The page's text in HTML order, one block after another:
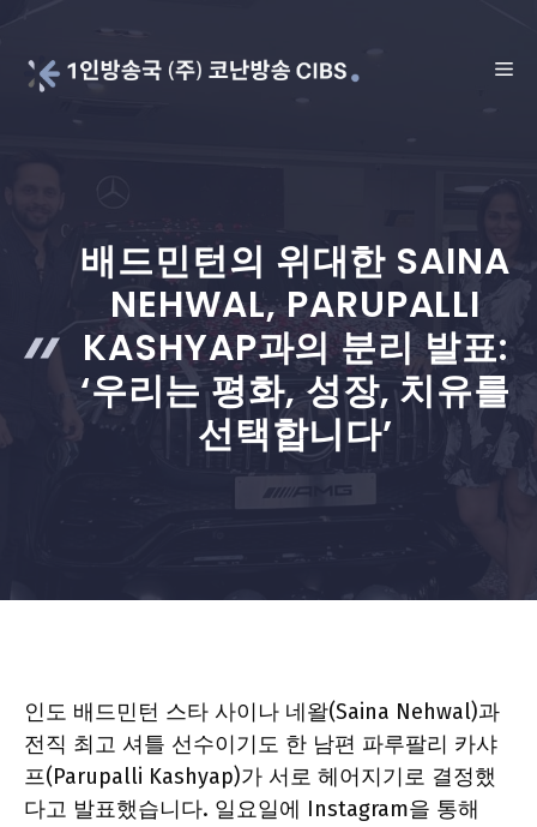
content
배드민턴의 위대한 SAINA
NEHWAL, PARUPALLI
KASHYAP과의 분리 발표:
‘우리는 평화, 성장, 치유를
선택합니다’
인도 배드민턴 스타 사이나 네왈(Saina Nehwal)과
전직 최고 셔틀 선수이기도 한 남편 파루팔리 카샤
프(Parupalli Kashyap)가 서로 헤어지기로 결정했
다고 발표했습니다. 일요일에 Instagram을 통해